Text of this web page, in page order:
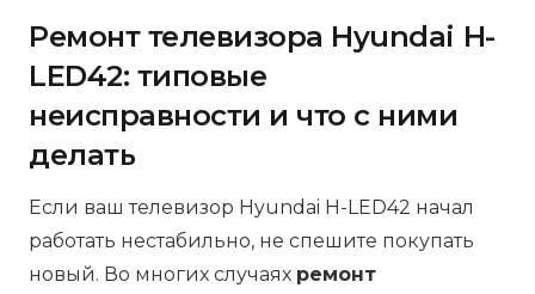
Ремонт телевизора Hyundai H-
LED42: типовые
неисправности и что с ними
делать
Если ваш телевизор Hyundai H-LED42 начал
работать нестабильно, не спешите покупать
новый. Во многих случаях ремонт